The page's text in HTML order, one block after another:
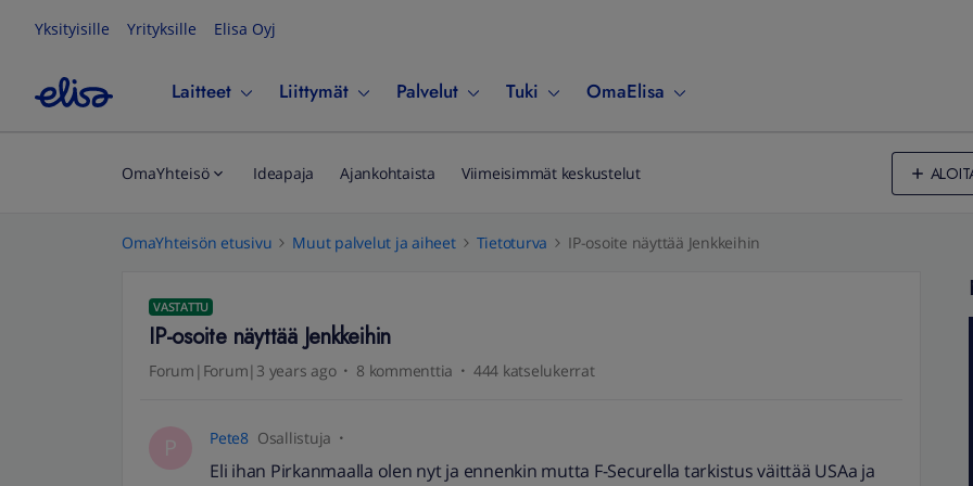
Yksityisille Yrityksille Elisa Oyj
Laitteet Liittymät Palvelut Tuki OmaElisa
OmaYhteisö Ideapaja Ajankohtaista Viimeisimmät keskustelut
OmaYhteisön etusivu Muut palvelut ja aiheet Tietoturva IP-osoite näyttää Jenkkeihin
VASTATTU
IP-osoite näyttää Jenkkeihin
Forum|Forum|3 years ago 8 kommenttia 444 katselukerrat
P Pete8 Osallistuja
Eli ihan Pirkanmaalla olen nyt ja ennenkin mutta F-Securella tarkistus väittää USAa ja